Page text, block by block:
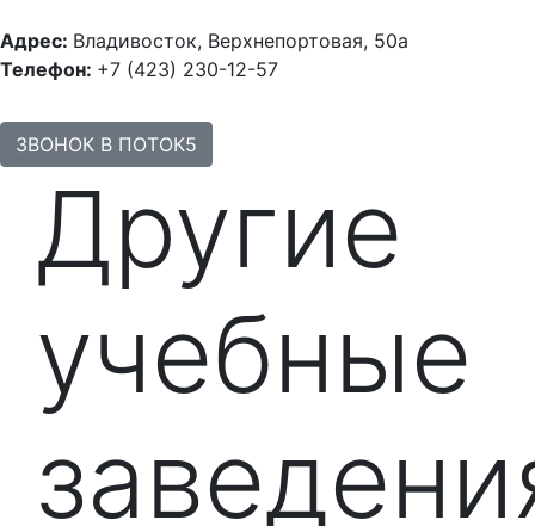
Адрес: Владивосток, Верхнепортовая, 50а
Телефон: +7 (423) 230-12-57
ЗВОНОК В ПОТОК5
Другие
учебные